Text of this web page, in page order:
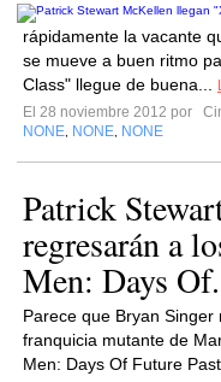
rápidamente la vacante
se mueve a buen ritmo
Class" llegue de buena...
El 28 noviembre 2012 por
NONE NONE NONE
Patrick
regresarán a
Men: Days
Parece que Bryan
franquicia mutante de
Men: Days Of Future